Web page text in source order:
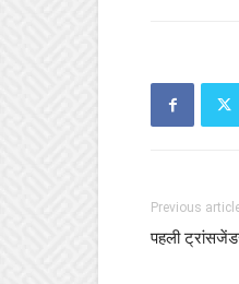
Previous
पहली